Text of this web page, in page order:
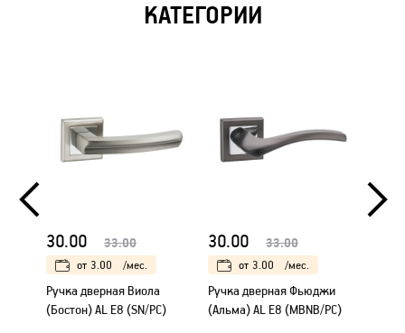
КАТЕГОРИИ
30.00 33.00
от 3.00 /мес.
Ручка дверная Виола
(Бостон) AL E8 (SN/PC)
30.00 33.00
от 3.00 /мес.
Ручка дверная Фьюджи
(Альма) AL E8 (MBNB/PC)